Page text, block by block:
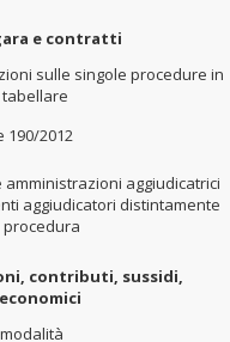
e contratti
sulle singole procedure in
190/2012
amministrazioni aggiudicatrici
aggiudicatori distintamente
contributi, sussidi,